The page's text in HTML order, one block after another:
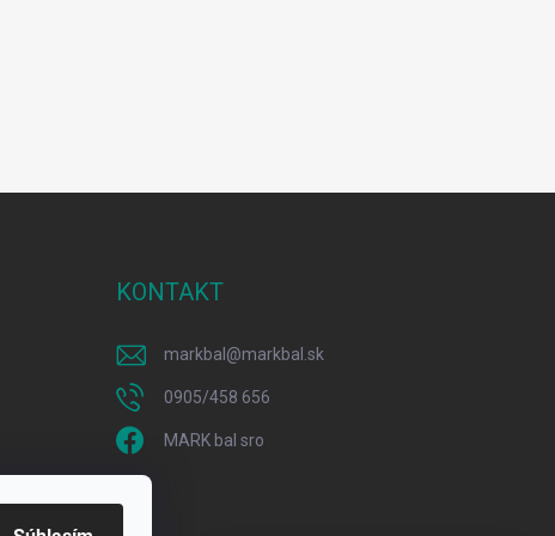
KONTAKT
markbal @markbal.sk
0905/458 656
MARK bal sro